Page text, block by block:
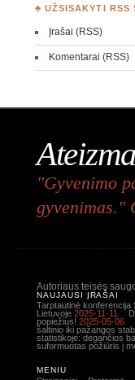
♣ UŽSISAKYTI RSS
Įrašai (RSS)
Komentarai (RSS)
"Gyvenimo
gyvenimas."
Autoriaus teisės
NAUJAUSI ĮRAŠAI
Tarptautinė konferencija
Lietuvoje 2025-11-11
popiežius! 2025-05-06
šaltinio iki pažangos
statistikoje: degančios
suformuotas požiūris į
MENIU